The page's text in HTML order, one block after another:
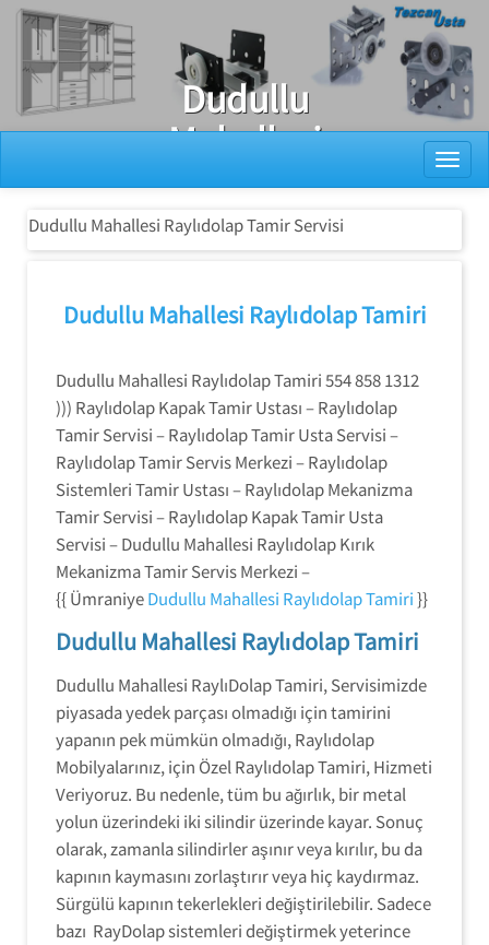
Ray Dolap Tamiri
Dudullu
Mahallesi
Raylıdolap
Tamir Servisi
Dudullu Mahallesi Raylıdolap Tamir Servisi
Dudullu Mahallesi Raylıdolap Tamiri
Dudullu Mahallesi Raylıdolap Tamiri 554 858 1312
))) Raylıdolap Kapak Tamir Ustası – Raylıdolap
Tamir Servisi – Raylıdolap Tamir Usta Servisi –
Raylıdolap Tamir Servis Merkezi – Raylıdolap
Sistemleri Tamir Ustası – Raylıdolap Mekanizma
Tamir Servisi – Raylıdolap Kapak Tamir Usta
Servisi – Dudullu Mahallesi Raylıdolap Kırık
Mekanizma Tamir Servis Merkezi –
{{ ÜmraniyeDudullu Mahallesi Raylıdolap Tamiri}}
Dudullu Mahallesi Raylıdolap Tamiri
Dudullu Mahallesi RaylıDolap Tamiri, Servisimizde
piyasada yedek parçası olmadığı için tamirini
yapanın pek mümkün olmadığı, Raylıdolap
Mobilyalarınız, için Özel Raylıdolap Tamiri, Hizmeti
Veriyoruz. Bu nedenle, tüm bu ağırlık, bir metal
yolun üzerindeki iki silindir üzerinde kayar. Sonuç
olarak, zamanla silindirler aşınır veya kırılır, bu da
kapının kaymasını zorlaştırır veya hiç kaydırmaz.
Sürgülü kapının tekerlekleri değiştirilebilir. Sadece
bazı RayDolap sistemleri değiştirmek yeterince